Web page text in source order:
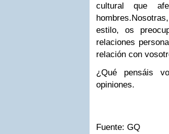
cultural que
hombres.
estilo, os
relaciones
relación con
¿Qué pensáis
opiniones.
Fuente: GQ